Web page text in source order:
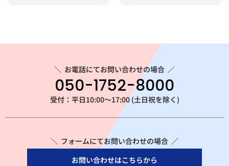
＼ お電話にてお問い合わせの場合 ／
050-1752-8000
受付：平日10:00～17:00 (土日祝を除く)
＼ フォームにてお問い合わせの場合 ／
お問い合わせはこちらから